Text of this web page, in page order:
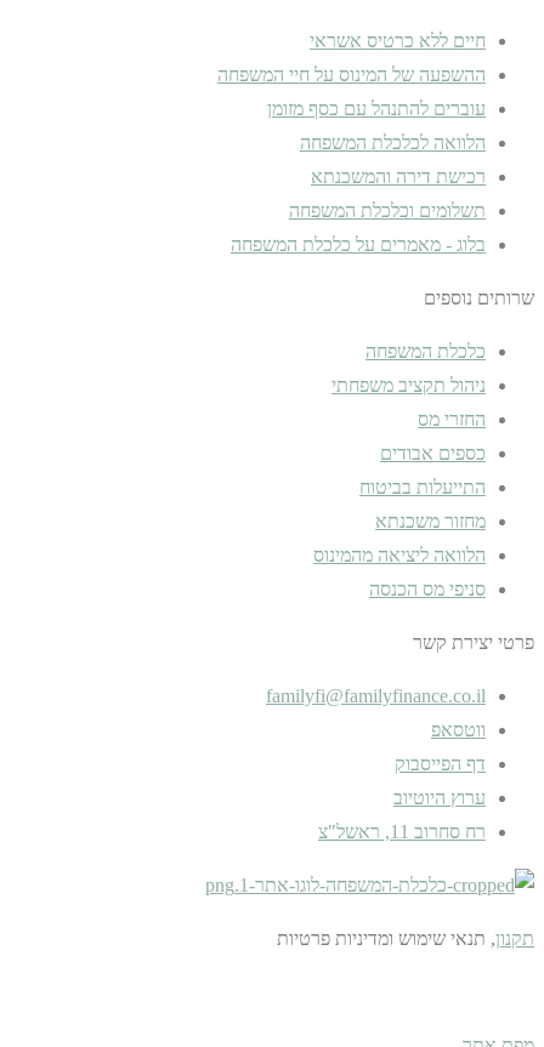
חיים ללא כרטיס אשראי
ההשפעה של המינוס על חיי המשפחה
עוברים להתנהל עם כסף מזומן
הלוואה לכלכלת המשפחה
רכישת דירה והמשכנתא
תשלומים וכלכלת המשפחה
בלוג - מאמרים על כלכלת המשפחה
שרותים נוספים
כלכלת המשפחה
ניהול תקציב משפחתי
החזרי מס
כספים אבודים
התייעלות בביטוח
מחזור משכנתא
הלוואה ליציאה מהמינוס
סניפי מס הכנסה
פרטי יצירת קשר
familyfi@familyfinance.co.il
ווטסאפ
דף הפייסבוק
ערוץ היוטיוב
רח סחרוב 11, ראשל"צ
תקנון, תנאי שימוש ומדיניות פרטיות